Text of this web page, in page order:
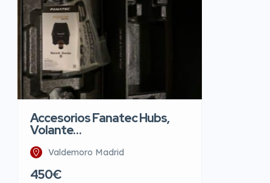
Accesorios Fanatec Hubs,
Volante…
Valdemoro Madrid
450€